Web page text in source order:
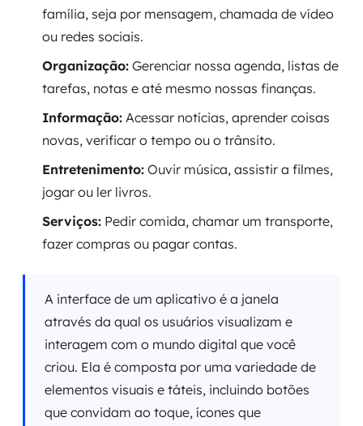
família, seja por mensagem, chamada de vídeo
ou redes sociais.
Organização: Gerenciar nossa agenda, listas de
tarefas, notas e até mesmo nossas finanças.
Informação: Acessar notícias, aprender coisas
novas, verificar o tempo ou o trânsito.
Entretenimento: Ouvir música, assistir a filmes,
jogar ou ler livros.
Serviços: Pedir comida, chamar um transporte,
fazer compras ou pagar contas.
A interface de um aplicativo é a janela
através da qual os usuários visualizam e
interagem com o mundo digital que você
criou. Ela é composta por uma variedade de
elementos visuais e táteis, incluindo botões
que convidam ao toque, ícones que